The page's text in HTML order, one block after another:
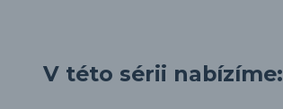
V této sérii nabízíme: